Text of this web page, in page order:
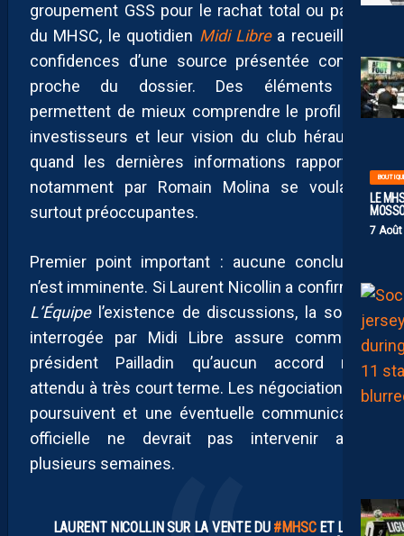
LE
7
groupement GSS pour le rachat total ou partiel
du MHSC, le quotidien Midi Librea recueilli les
confidences d’une source présentée comme
proche du dossier. Des éléments qui
permettent de mieux comprendre le profil des
investisseurs et leur vision du club héraultais
quand les dernières informations rapportées
notamment par Romain Molina se voulaient
surtout préoccupantes.
Premier point important : aucune conclusion
n’est imminente. Si Laurent Nicollin a confirmé à
L’Équipe l’existence de discussions, la source
interrogée par Midi Libre assure comme le
président Pailladin qu’aucun accord n’est
attendu à très court terme. Les négociations se
poursuivent et une éventuelle communication
officielle ne devrait pas intervenir avant
plusieurs semaines.
LAURENT NICOLLIN SUR LA VENTE DU #MHSCET LE